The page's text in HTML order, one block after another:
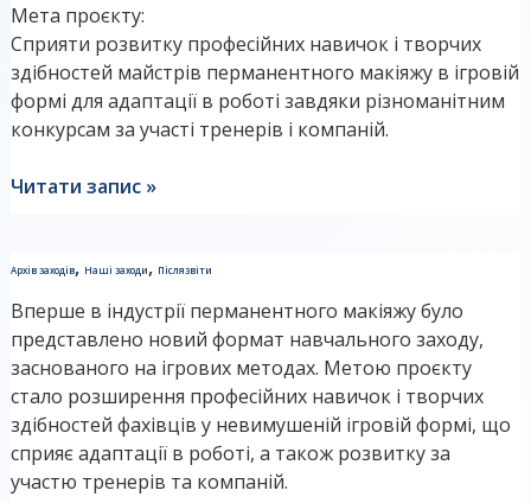
Мета проєкту:
Сприяти розвитку професійних навичок і творчих
здібностей майстрів перманентного макіяжу в ігровій
формі для адаптації в роботі завдяки різноманітним
конкурсам за участі тренерів і компаній.
освітньо-
ігрового
шоу
“Битва
стилів-2”
Читати запис »
Архів заходів, Наші заходи, Післязвіти
Вперше в індустрії перманентного макіяжу було
представлено новий формат навчального заходу,
заснованого на ігрових методах. Метою проєкту
стало розширення професійних навичок і творчих
здібностей фахівців у невимушеній ігровій формі, що
сприяє адаптації в роботі, а також розвитку за
участю тренерів та компаній.
Звіт
стилів”